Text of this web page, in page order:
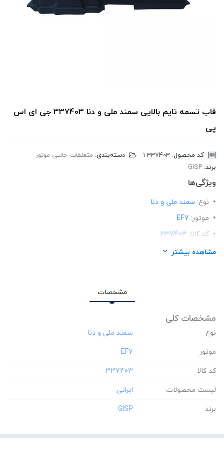
قاب تسمه تایم بالایی سمند ملی و دنا 337403 جی ای اس
پی
کد محصول: دسته‌بندی: متعلقات جانبی موتور
برند: GISP
ویژگی‌ها
نوع: سمند ملی و دنا
موتور: EF7
کد کالا: 337403
لیست محصولات:
مشاهده بیشتر
مشخصات
مشخصات کلی
نوع
موتور
‎EF7
کد کالا
‎337403
لیست محصولات
برند
‎GISP